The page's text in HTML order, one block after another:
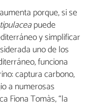
porque, si se
puede
y simplificar
uno de los
funciona
captura carbono,
a numerosas
Fiona Tomàs, “la